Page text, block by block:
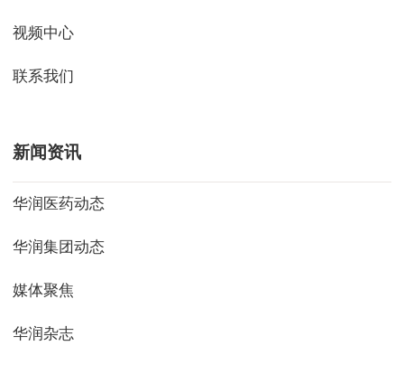
视频中心
联系我们
新闻资讯
华润医药动态
华润集团动态
媒体聚焦
华润杂志